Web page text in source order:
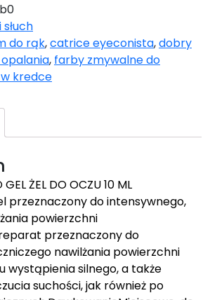
do rąk,catrice eyeconista,dobry
, farby zmywalne do
kredce
GEL ŻEL DO OCZU 10 ML
przeznaczony do intensywnego,
powierzchni
przeznaczony do
nawilżania powierzchni
wystąpienia silnego, a także
suchości, jak również po